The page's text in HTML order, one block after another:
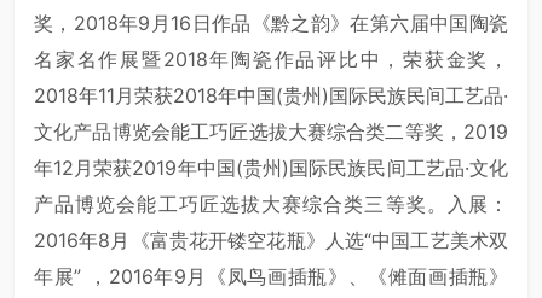
奖，2018年9月16日作品《黔之韵》在第六届中国陶瓷
名家名作展暨2018年陶瓷作品评比中，荣获金奖，
2018年11月荣获2018年中国(贵州)国际民族民间工艺品·
文化产品博览会能工巧匠选拔大赛综合类二等奖，2019
年12月荣获2019年中国(贵州)国际民族民间工艺品·文化
产品博览会能工巧匠选拔大赛综合类三等奖。入展：
2016年8月《富贵花开镂空花瓶》人选“中国工艺美术双
年展” ，2016年9月《凤鸟画插瓶》、《傩面画插瓶》